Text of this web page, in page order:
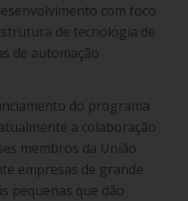
com foco
de tecnologia de
de automação
do programa
a colaboração
membros da União
empresas de grande
pequenas que dão